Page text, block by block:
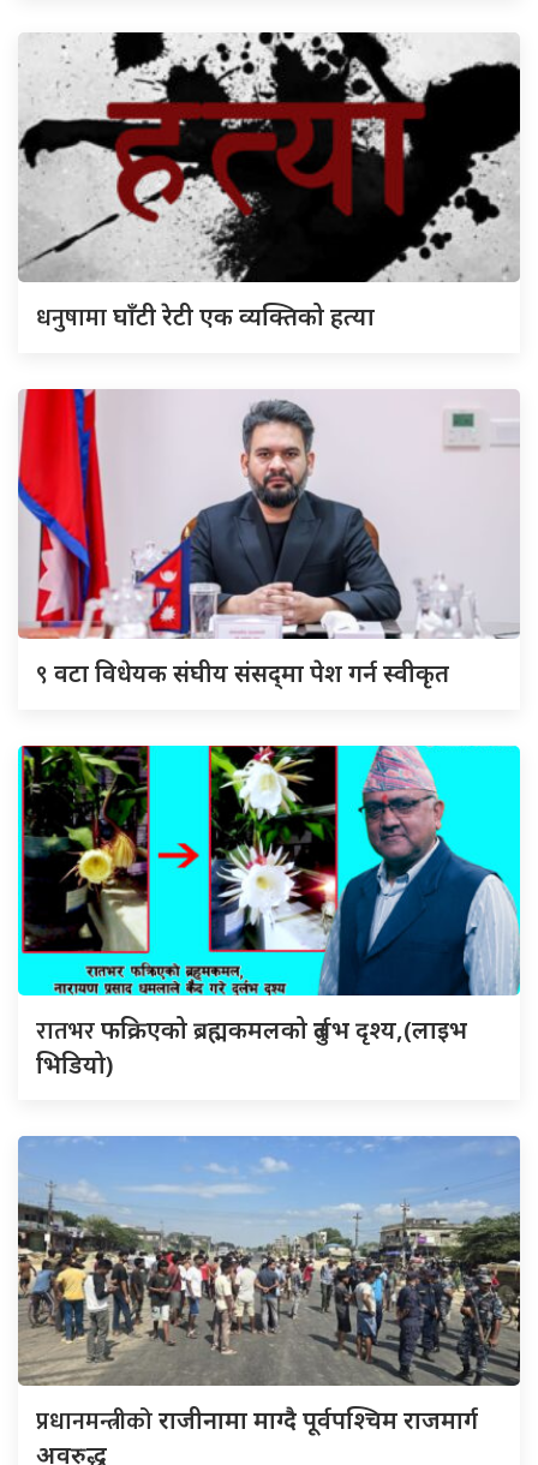
धनुषामाघाँटी रेटी एक व्यक्तिको हत्या
९ वटा विधेयक संघीय संसद्‌मा पेश गर्न स्वीकृत
रातभरफक्रिएको ब्रह्मकमलको दुर्लभ दृश्य,(लाइभ
भिडियो)
प्रधानमन्त्रीकोराजीनामा माग्दै पूर्वपश्चिम राजमार्ग
अवरुद्ध